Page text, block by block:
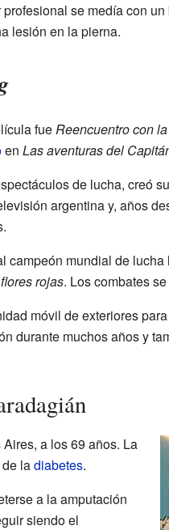
se medía con
lesión en la pierna.
fueReencuentro con
en Las aventuras del
de lucha, creó
argentina y, años
campeón mundial de
rojas. Los combates
móvil de exteriores
durante muchos años y
a los 69 años. La
ladiabetes.
a la amputación
siendo el